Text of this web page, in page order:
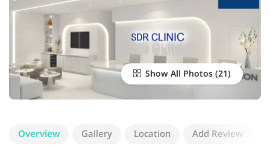
Show All Photos
Overview Gallery Location Add Review